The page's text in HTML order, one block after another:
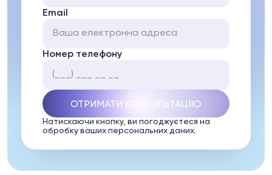
Email
Номер телефону
Натискаючи кнопку, ви погоджуєтеся на
обробку ваших персональних даних.